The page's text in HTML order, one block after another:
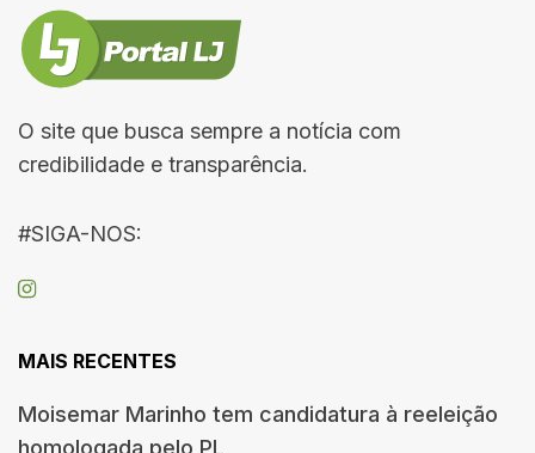
O site que busca sempre a notícia com
credibilidade e transparência.
#SIGA-NOS:
MAIS RECENTES
Moisemar Marinho tem candidatura à reeleição
homologada pelo PL